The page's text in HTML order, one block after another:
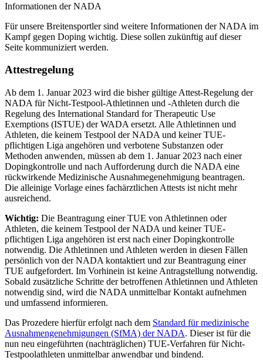
Informationen der NADA
Für unsere Breitensportler sind weitere Informationen der NADA im
Kampf gegen Doping wichtig. Diese sollen zukünftig auf dieser
Seite kommuniziert werden.
Attestregelung
Ab dem 1. Januar 2023 wird die bisher gültige Attest-Regelung der
NADA für Nicht-Testpool-Athletinnen und -Athleten durch die
Regelung des International Standard for Therapeutic Use
Exemptions (ISTUE) der WADA ersetzt. Alle Athletinnen und
Athleten, die keinem Testpool der NADA und keiner TUE-
pflichtigen Liga angehören und verbotene Substanzen oder
Methoden anwenden, müssen ab dem 1. Januar 2023 nach einer
Dopingkontrolle und nach Aufforderung durch die NADA eine
rückwirkende Medizinische Ausnahmegenehmigung beantragen.
Die alleinige Vorlage eines fachärztlichen Attests ist nicht mehr
ausreichend.
Wichtig: Die Beantragung einer TUE von Athletinnen oder
Athleten, die keinem Testpool der NADA und keiner TUE-
pflichtigen Liga angehören ist erst nach einer Dopingkontrolle
notwendig. Die Athletinnen und Athleten werden in diesen Fällen
persönlich von der NADA kontaktiert und zur Beantragung einer
TUE aufgefordert. Im Vorhinein ist keine Antragstellung notwendig.
Sobald zusätzliche Schritte der betroffenen Athletinnen und Athleten
notwendig sind, wird die NADA unmittelbar Kontakt aufnehmen
und umfassend informieren.
Das Prozedere hierfür erfolgt nach dem Standard für medizinische
Ausnahmengenehmigungen (SfMA) der NADA. Dieser ist für die
nun neu eingeführten (nachträglichen) TUE-Verfahren für Nicht-
Testpoolathleten unmittelbar anwendbar und bindend.